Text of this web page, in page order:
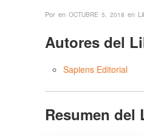
Por en OCTUBRE 5, 2018 en
Autores del
Sapiens Editorial
Resumen del